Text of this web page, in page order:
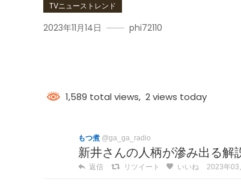
TVニューストレンド
2023年11月14日 phi72110
1,589 total views, 2 views today
もつ煮 @ga_ga_radio
新井さんの人柄が滲み出る解
返信 リツイート いいね 2023年03